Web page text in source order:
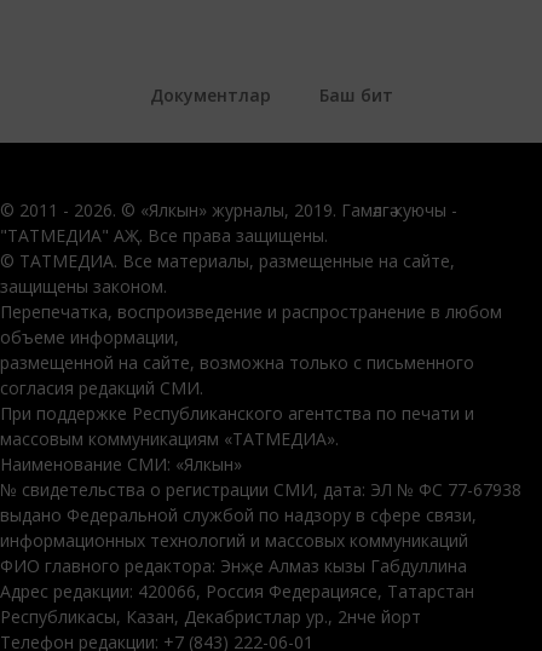
Документлар Баш бит
© 2011 - 2026. © «Ялкын» журналы, 2019. Гамәлгә куючы -
"ТАТМЕДИА" АҖ. Все права защищены.
© ТАТМЕДИА. Все материалы, размещенные на сайте,
защищены законом.
Перепечатка, воспроизведение и распространение в любом
объеме информации,
размещенной на сайте, возможна только с письменного
согласия редакций СМИ.
При поддержке Республиканского агентства по печати и
массовым коммуникациям «ТАТМЕДИА».
Наименование СМИ: «Ялкын»
№ свидетельства о регистрации СМИ, дата: ЭЛ № ФС 77-67938
выдано Федеральной службой по надзору в сфере связи,
информационных технологий и массовых коммуникаций
ФИО главного редактора: Энҗе Алмаз кызы Габдуллина
Адрес редакции: 420066, Россия Федерациясе, Татарстан
Республикасы, Казан, Декабристлар ур., 2нче йорт
Телефон редакции: +7 (843) 222-06-01